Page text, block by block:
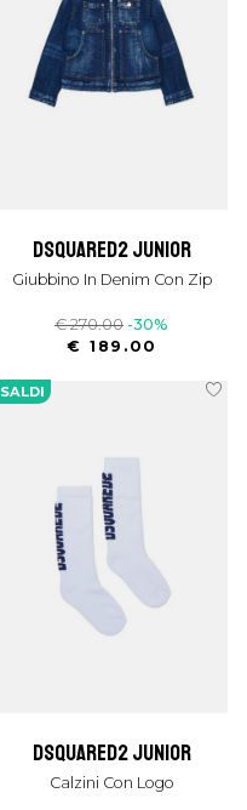
dsquared2 junior
Giubbino In Denim Con Zip
€ 270.00 -30%
€ 189.00
SALDI
dsquared2 junior
Calzini Con Logo